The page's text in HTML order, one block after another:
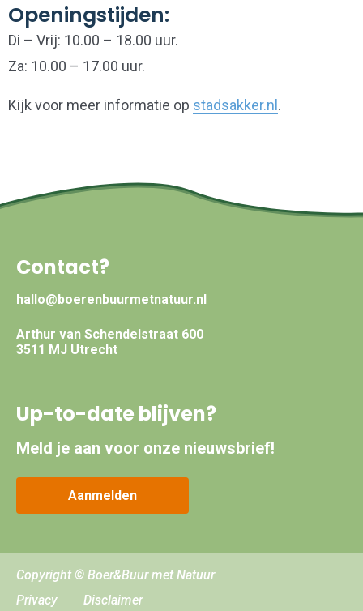
Openingstijden:
Di – Vrij: 10.00 – 18.00 uur.
Za: 10.00 – 17.00 uur.
Kijk voor meer informatie op stadsakker.nl .
Contact?
hallo@boerenbuurmetnatuur.nl
Arthur van Schendelstraat 600
3511 MJ Utrecht
Up-to-date blijven?
Meld je aan voor onze nieuwsbrief!
Aanmelden
Copyright © Boer&Buur met Natuur
Privacy
Disclaimer